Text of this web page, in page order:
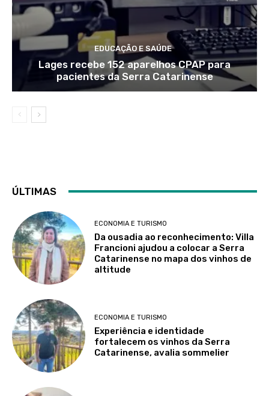
EDUCAÇÃO E SAÚDE
Lages recebe 152 aparelhos CPAP para
pacientes da Serra Catarinense
ÚLTIMAS
ECONOMIA E TURISMO
Da ousadia ao reconhecimento: Villa
Francioni ajudou a colocar a Serra
Catarinense no mapa dos vinhos de
altitude
ECONOMIA E TURISMO
Experiência e identidade
fortalecem os vinhos da Serra
Catarinense, avalia sommelier